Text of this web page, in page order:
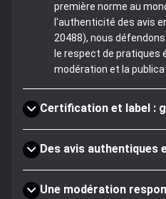
première norme au
l'authenticité des avis
20488), nous
le respect de pratiques
modération et la
Certification et label :
Des avis authentiques
Une modération